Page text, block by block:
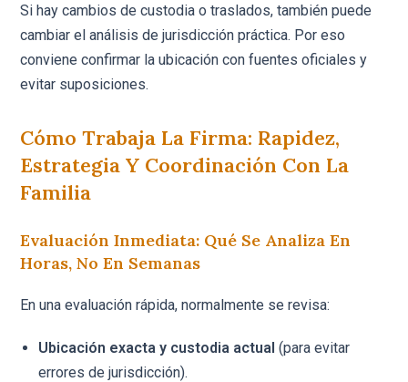
Si hay cambios de custodia o traslados, también puede
cambiar el análisis de jurisdicción práctica. Por eso
conviene confirmar la ubicación con fuentes oficiales y
evitar suposiciones.
Cómo Trabaja La Firma: Rapidez,
Estrategia Y Coordinación Con La
Familia
Evaluación Inmediata: Qué Se Analiza En
Horas, No En Semanas
En una evaluación rápida, normalmente se revisa:
Ubicación exacta y custodia actual (para evitar
errores de jurisdicción).